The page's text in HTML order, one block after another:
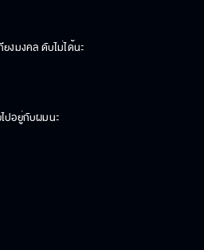
ยงมงคล ดับไม่ได้นะ
ปอยู่กับผมนะ
มียต้องให้เกียรติผัวถึงจะเจริญ